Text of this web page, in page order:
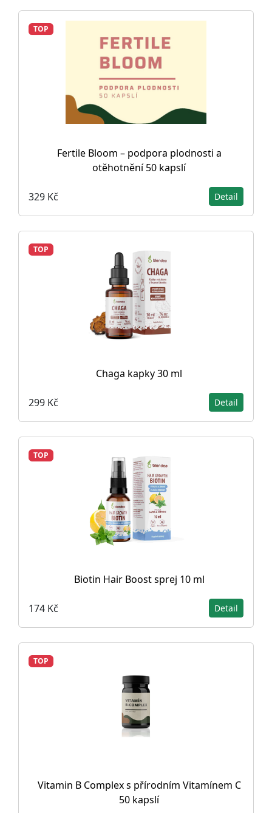
TOP
Fertile Bloom – podpora plodnosti a
otěhotnění 50 kapslí
329 Kč Detail
TOP
Chaga kapky 30 ml
299 Kč Detail
TOP
Biotin Hair Boost sprej 10 ml
174 Kč Detail
TOP
Vitamin B Complex s přírodním Vitamínem C
50 kapslí